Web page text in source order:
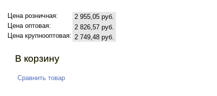
Цена розничная:
2 955,05 руб.
Цена оптовая:
2 826,57 руб.
Цена крупнооптовая: 2 749,48 руб.
В корзину
Сравнить товар